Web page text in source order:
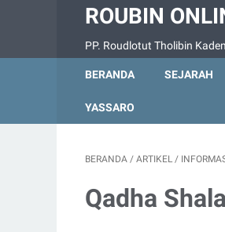
ROUBIN
PP. Roudlotut Tholibin
BERANDA SEJARAH
YASSARO
BERANDA / ARTIKEL /
Qadha